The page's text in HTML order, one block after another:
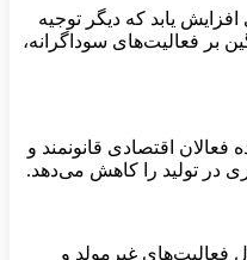
یابد که دیگر توجیه
بر فعالیت‌های سوداگرانه،
اقتصادی قانونمند و
در تولید را کاهش می‌دهد.
فعالیت‌های غیرمولد و